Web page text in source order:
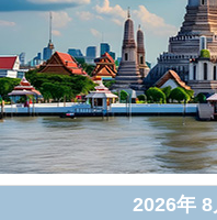
2026年 8